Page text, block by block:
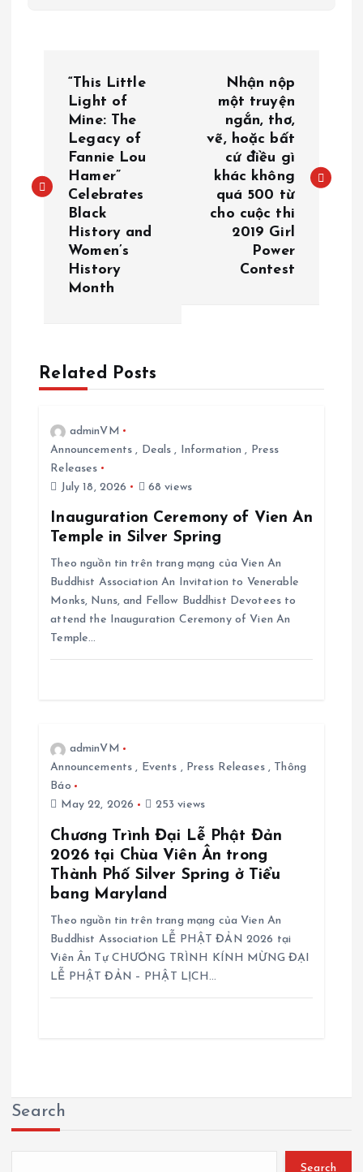
t
g
“This Little
Light of
Mine: The
Legacy of
Fannie Lou
Hamer”
Celebrates
Black
History and
Women’s
History
Month
Nhận nộp
một truyện
ngắn, thơ,
vẽ, hoặc bất
cứ điều gì
khác không
quá 500 từ
cho cuộc thi
2019 Girl
Power
Contest
Related Posts
adminVM
Announcements , Deals , Information , Press
Releases
July 18, 2026
68 views
Inauguration Ceremony of Vien An
Temple in Silver Spring
Theo nguồn tin trên trang mạng của Vien An
Buddhist Association An Invitation to Venerable
Monks, Nuns, and Fellow Buddhist Devotees to
attend the Inauguration Ceremony of Vien An
Temple…
adminVM
Announcements , Events , Press Releases, Thông
Báo
May 22, 2026
253 views
Chương Trình Đại Lễ Phật Đản
2026 tại Chùa Viên Ân trong
Thành Phố Silver Spring ở Tiểu
bang Maryland
Theo nguồn tin trên trang mạng của Vien An
Buddhist Association LỄ PHẬT ĐẢN 2026 tại
Viên Ân Tự CHƯƠNG TRÌNH KÍNH MỪNG ĐẠI
LỄ PHẬT ĐẢN – PHẬT LỊCH…
Search
Search